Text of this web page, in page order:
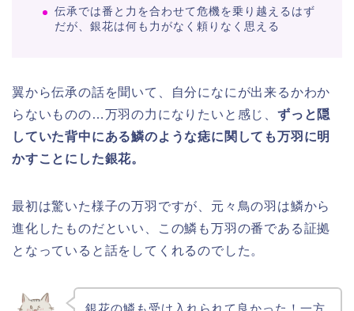
伝承では番と力を合わせて危機を乗り越えるはず
だが、銀花は何も力がなく頼りなく思える
翼から伝承の話を聞いて、自分になにが出来るかわか
らないものの…万羽の力になりたいと感じ、ずっと隠
していた背中にある鱗のような痣に関しても万羽に明
かすことにした銀花。
最初は驚いた様子の万羽ですが、元々鳥の羽は鱗から
進化したものだといい、この鱗も万羽の番である証拠
となっていると話をしてくれるのでした。
銀花の鱗も受け入れられて良かった！一方